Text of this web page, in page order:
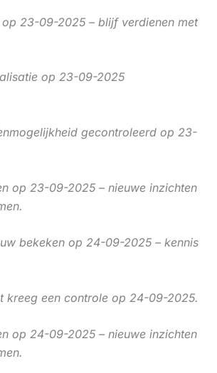
op 23-09-2025 – blijf verdienen met
op 23-09-2025
gecontroleerd op 23-
op 23-09-2025 – nieuwe inzichten
bekeken op 24-09-2025 – kennis
kreeg een controle op 24-09-2025.
op 24-09-2025 – nieuwe inzichten